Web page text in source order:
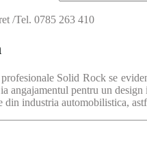
/Tel. 0785 263 410
Solid Rock se
angajamentul pentru un
din industria automobilistica,